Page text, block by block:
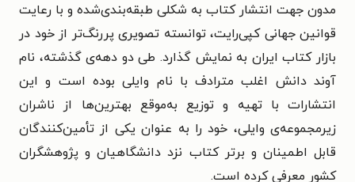
مدون جهت انتشار کتاب به شکلی طبقه‌بندی‌شده و با رعایت
قوانین جهانی کپی‌رایت، توانسته تصویری پررنگ‌تر از خود در
بازار کتاب ایران به نمایش گذارد. طی دو دهه‌ی گذشته، نام
آوند دانش اغلب مترادف با نام وایلی بوده است و این
انتشارات با تهیه و توزیع به‌موقع بهترین‌ها از ناشران
زیرمجموعه‌ی وایلی، خود را به عنوان یکی از تأمین‌کنندگان
قابل اطمینان و برتر کتاب نزد دانشگاهیان و پژوهشگران
کشور معرفی کرده است.